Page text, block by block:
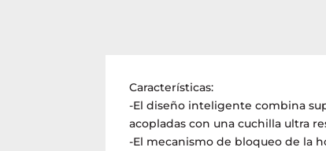
Características:
-El diseño inteligente combina
acopladas con una cuchilla ultra
-El mecanismo de bloqueo de la